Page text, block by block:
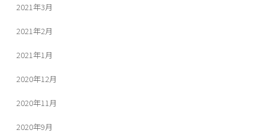
2021年3月
2021年2月
2021年1月
2020年12月
2020年11月
2020年9月